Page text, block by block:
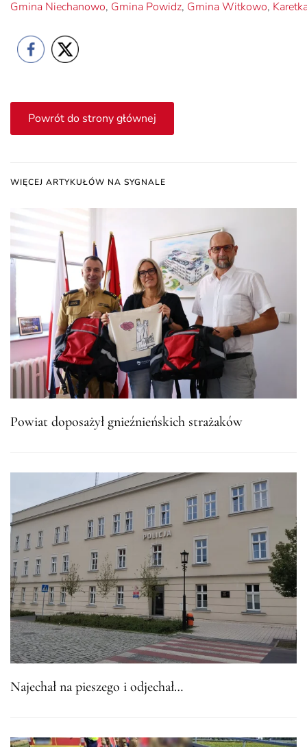
Gmina Niechanowo, Gmina Powidz, Gmina Witkowo,
Powrót do strony głównej
WIĘCEJ ARTYKUŁÓW NA SYGNALE
Powiat doposażył gnieźnieńskich strażaków
Najechał na pieszego i odjechał…